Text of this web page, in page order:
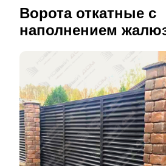
Ворота откатные с
наполнением